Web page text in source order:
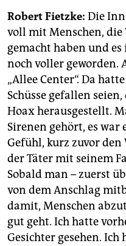
Robert Fietzke: Die
voll mit Menschen,
gemacht haben und
noch voller geworden.
„Allee Center“. Da
Schüsse gefallen
Hoax herausgestellt.
Sirenen gehört, es
Gefühl, kurz zuvor den
der Täter mit seinem
Sobald man – zuerst
von dem Anschlag
damit, Menschen
gut geht. Ich hatte
Gesichter gesehen. Ich